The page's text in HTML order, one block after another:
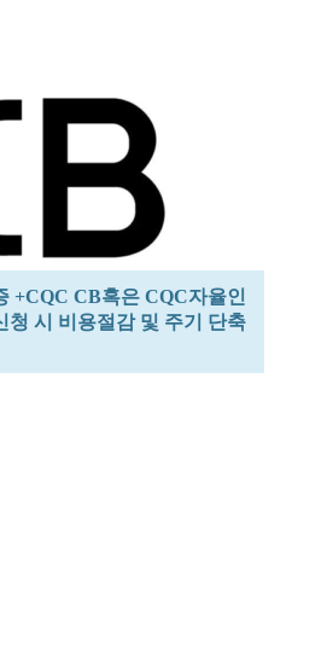
+CQC CB혹은 CQC자율인
청 시 비용절감 및 주기 단축